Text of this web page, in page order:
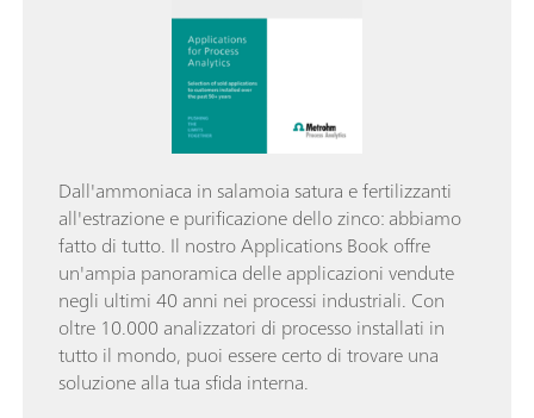
Dall'ammoniaca in salamoia satura e fertilizzanti
all'estrazione e purificazione dello zinco: abbiamo
fatto di tutto. Il nostro Applications Book offre
un'ampia panoramica delle applicazioni vendute
negli ultimi 40 anni nei processi industriali. Con
oltre 10.000 analizzatori di processo installati in
tutto il mondo, puoi essere certo di trovare una
soluzione alla tua sfida interna.